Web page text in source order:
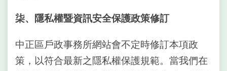
柒、隱私權暨資訊安全保護政策修訂
中正區戶政事務所網站會不定時修訂本項政
策，以符合最新之隱私權保護規範。當我們在